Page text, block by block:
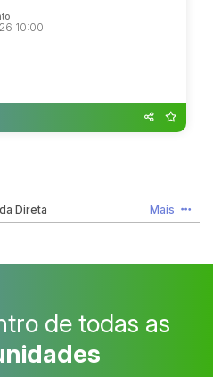
10:00
Direta Mais
de todas as